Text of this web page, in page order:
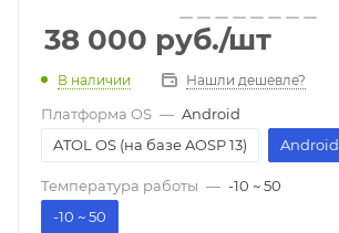
38 000 руб./шт
В наличии Нашли дешевле?
Платформа OS — Android
ATOL OS (на базе AOSP 13)
Android
Температура работы — -10 ~ 50
-10 ~ 50